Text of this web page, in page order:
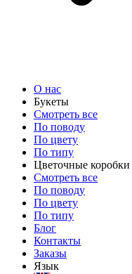
О нас
Букеты
Смотреть все
По поводу
По цвету
По типу
Цветочные коробки
Смотреть все
По поводу
По цвету
По типу
Блог
Контакты
Заказы
Язык